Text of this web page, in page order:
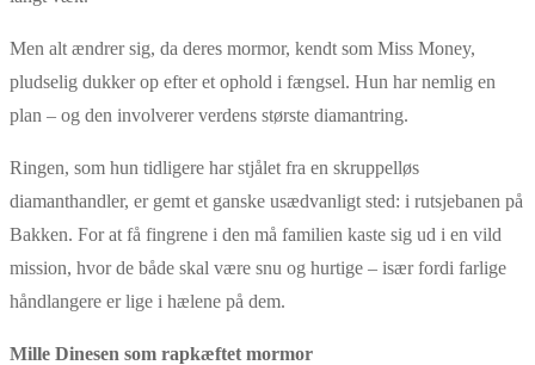
Men alt ændrer sig, da deres mormor, kendt som Miss Money,
pludselig dukker op efter et ophold i fængsel. Hun har nemlig en
plan – og den involverer verdens største diamantring.
Ringen, som hun tidligere har stjålet fra en skruppelløs
diamanthandler, er gemt et ganske usædvanligt sted: i rutsjebanen på
Bakken. For at få fingrene i den må familien kaste sig ud i en vild
mission, hvor de både skal være snu og hurtige – især fordi farlige
håndlangere er lige i hælene på dem.
Mille Dinesen som rapkæftet mormor